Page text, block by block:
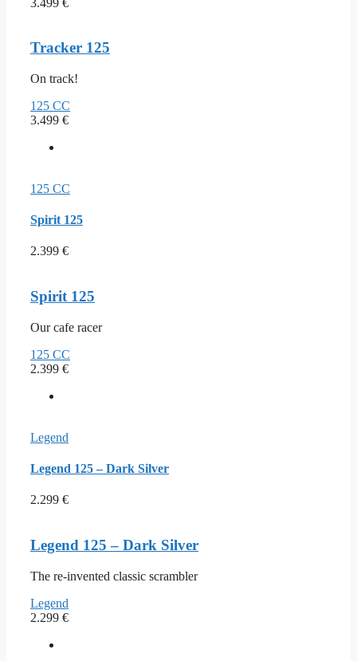
Tracker 125
On track!
125 CC
3.499 €
125 CC
Spirit 125
2.399 €
Spirit 125
Our cafe racer
125 CC
2.399 €
Legend
Legend 125 – Dark Silver
2.299 €
Legend 125 – Dark Silver
The re-invented classic scrambler
Legend
2.299 €